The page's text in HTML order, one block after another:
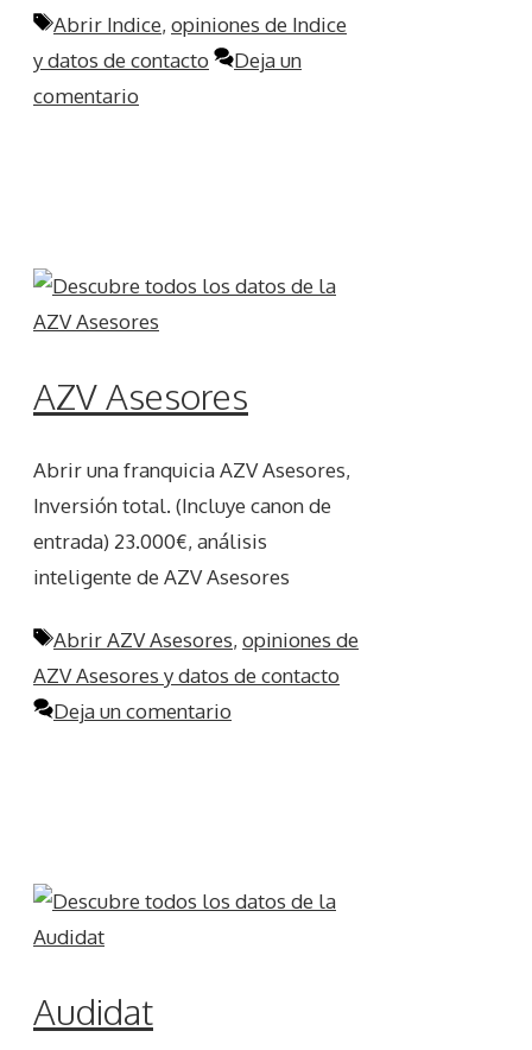
Etiquetas
Abrir Indice, opiniones de Indice
y datos de contacto
Deja un
comentario
AZV Asesores
Abrir una franquicia AZV Asesores,
Inversión total. (Incluye canon de
entrada) 23.000€, análisis
inteligente de AZV Asesores
Etiquetas
Abrir AZV Asesores, opiniones de
AZV Asesores y datos de contacto
Deja un comentario
Audidat